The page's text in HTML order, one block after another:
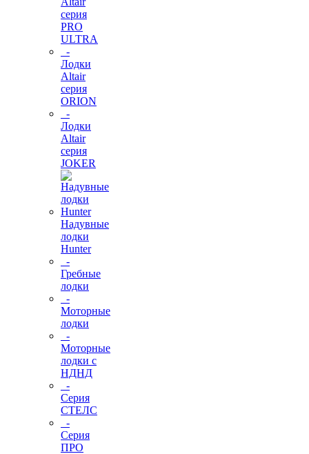
серия
PRO
ULTRA
-
Лодки
Altair
серия
ORION
-
Лодки
Altair
серия
JOKER
Надувные
лодки
Hunter
-
Гребные
лодки
-
Моторные
лодки
-
Моторные
лодки с
НДНД
-
Серия
СТЕЛС
-
Серия
ПРО